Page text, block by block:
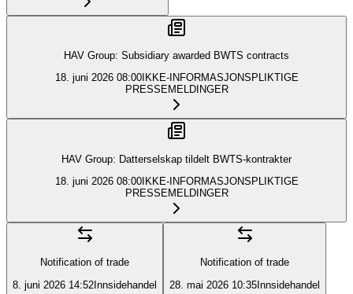
HAV Group: Subsidiary awarded BWTS contracts
18. juni 2026 08:00IKKE-INFORMASJONSPLIKTIGE
PRESSEMELDINGER
HAV Group: Datterselskap tildelt BWTS-kontrakter
18. juni 2026 08:00IKKE-INFORMASJONSPLIKTIGE
PRESSEMELDINGER
Notification of trade
8. juni 2026 14:52Innsidehandel
Notification of trade
28. mai 2026 10:35Innsidehandel